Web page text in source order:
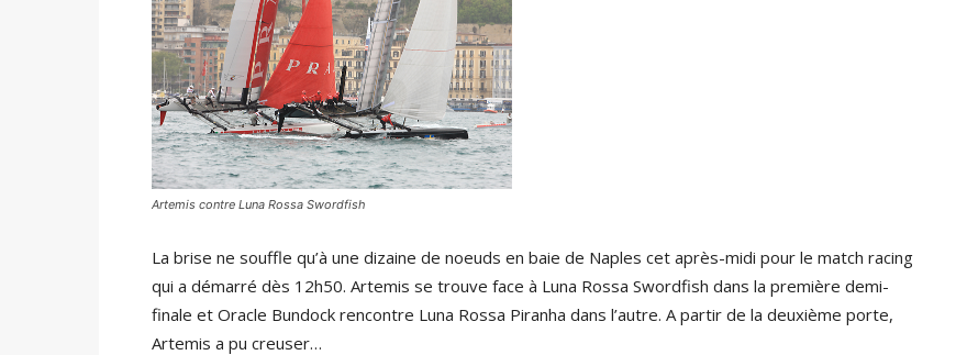
Artemis contre Luna Rossa Swordfish
La brise ne souffle qu’à une dizaine de noeuds en baie de Naples cet après-midi pour le match racing
qui a démarré dès 12h50. Artemis se trouve face à Luna Rossa Swordfish dans la première demi-
finale et Oracle Bundock rencontre Luna Rossa Piranha dans l’autre. A partir de la deuxième porte,
Artemis a pu creuser…